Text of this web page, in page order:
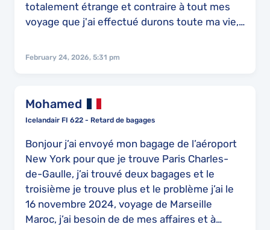
totalement étrange et contraire à tout mes
voyage que j'ai effectué durons toute ma vie,
tout mes document son en règle, à savoir
ma refuser d'embarquer sans motif et le
pourquoi, je suis resté comme un Fou, bien
fatigué en plus comme ci c'étais ma première
fois de voyager et Nis chercher a savoir le but
de mon voyage qui devais m'apporter de
l'argent et plein d'opportunité et avec la faille
qui à causé un grand vide dans l'organisation
du Festival qui m'avais sollicité pour jouer un
rôle en tant que Directeur artistique de ce
February 24, 2026, 5:31 pm
Mohamed
Icelandair FI 622 - Retard de bagages
Bonjour j’ai envoyé mon bagage de l’aéroport
New York pour que je trouve Paris Charles-
de-Gaulle, j’ai trouvé deux bagages et le
troisième je trouve plus et le problème j’ai le
16 novembre 2024, voyage de Marseille
Maroc, j’ai besoin de de mes affaires et à